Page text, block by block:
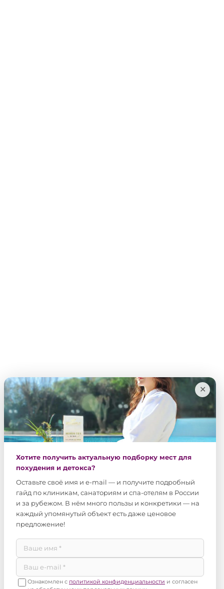
✕
Хотите получить актуальную подборку мест для
похудения и детокса?
Оставьте своё имя и e-mail — и получите подробный
гайд по клиникам, санаториям и спа-отелям в России
и за рубежом. В нём много пользы и конкретики — на
каждый упомянутый объект есть даже ценовое
предложение!
Ознакомлен с политикой конфиденциальности и согласен